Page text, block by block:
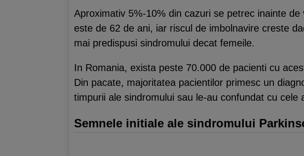
Aproximativ 5%-10% din cazuri se petrec inainte
este de 62 de ani, iar riscul de imbolnavire creste
mai predispusi sindromului decat femeile.
In Romania, exista peste 70.000 de pacienti cu
Din pacate, majoritatea pacientilor primesc un
timpurii ale sindromului sau le-au confundat cu
Semnele initiale ale sindromului